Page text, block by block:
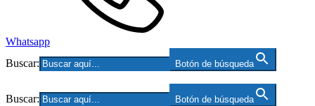
Whatsapp
Buscar:
Botón de búsqueda
Buscar: Botón de búsqueda